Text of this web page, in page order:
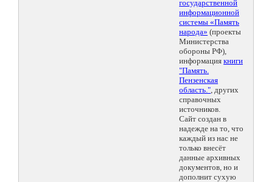
государственной
информационной
системы «Память
народа» (проекты
Министерства
обороны РФ),
информация книги
"Память.
Пензенская
область.", других
справочных
источников.
Сайт создан в
надежде на то, что
каждый из нас не
только внесёт
данные архивных
документов, но и
дополнит сухую